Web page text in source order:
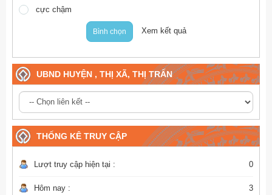
cực chậm
Bình chọn Xem kết quả
UBND HUYỆN , THỊ XÃ, THỊ TRẤN
THỐNG KÊ TRUY CẬP
Lượt truy cập hiện tại : 0
Hôm nay : 3